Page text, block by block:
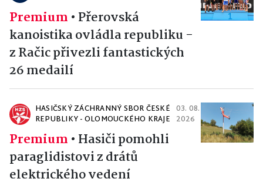
Premium • Přerovská
kanoistika ovládla republiku -
z Račic přivezli fantastických
26 medailí
HASIČSKÝ ZÁCHRANNÝ SBOR ČESKÉ
REPUBLIKY - OLOMOUCKÉHO KRAJE
03. 08.
2026
Premium • Hasiči pomohli
paraglidistovi z drátů
elektrického vedení